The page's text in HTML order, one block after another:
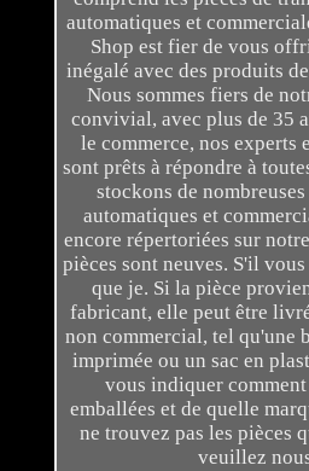
automatiques et
Shop est fier de vous
inégalé avec des produits
Nous sommes fiers de
convivial, avec plus de 35
le commerce, nos experts
sont prêts à répondre à
stockons de
automatiques et
encore répertoriées sur
pièces sont neuves. S'il
que je. Si la pièce
fabricant, elle peut être
non commercial, tel qu'une
imprimée ou un sac en
vous indiquer
emballées et de quelle
ne trouvez pas les pièces
veuillez